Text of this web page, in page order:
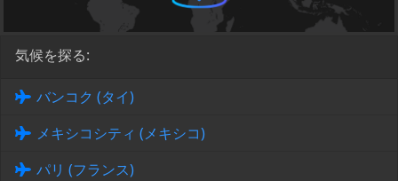
気候を探る:
バンコク (タイ)
メキシコシティ (メキシコ)
パリ (フランス)